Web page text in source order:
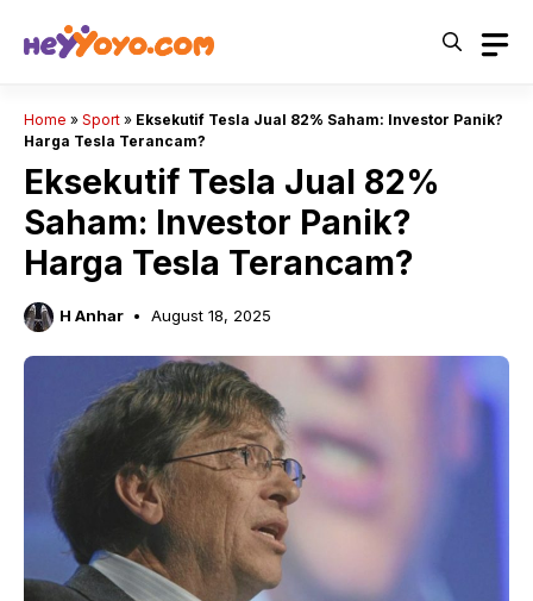
Home » Sport » Eksekutif Tesla Jual 82% Saham: Investor Panik?
Harga Tesla Terancam?
Eksekutif Tesla Jual 82%
Saham: Investor Panik?
Harga Tesla Terancam?
H Anhar August 18, 2025